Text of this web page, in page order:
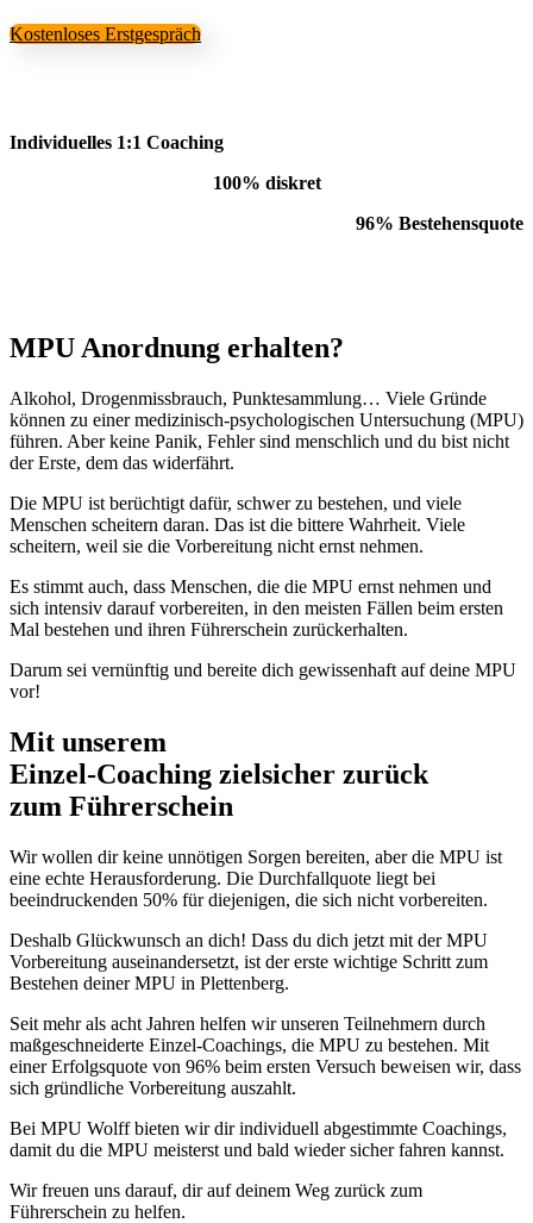
Kostenloses Erstgespräch
Individuelles 1:1 Coaching
100% diskret
96% Bestehensquote
MPU Anordnung erhalten?
Alkohol, Drogenmissbrauch, Punktesammlung… Viele Gründe
können zu einer medizinisch-psychologischen Untersuchung (MPU)
führen. Aber keine Panik, Fehler sind menschlich und du bist nicht
der Erste, dem das widerfährt.
Die MPU ist berüchtigt dafür, schwer zu bestehen, und viele
Menschen scheitern daran. Das ist die bittere Wahrheit. Viele
scheitern, weil sie die Vorbereitung nicht ernst nehmen.
Es stimmt auch, dass Menschen, die die MPU ernst nehmen und
sich intensiv darauf vorbereiten, in den meisten Fällen beim ersten
Mal bestehen und ihren Führerschein zurückerhalten.
Darum sei vernünftig und bereite dich gewissenhaft auf deine MPU
vor!
Mit unserem
Einzel-Coaching zielsicher zurück
zum Führerschein
Wir wollen dir keine unnötigen Sorgen bereiten, aber die MPU ist
eine echte Herausforderung. Die Durchfallquote liegt bei
beeindruckenden 50% für diejenigen, die sich nicht vorbereiten.
Deshalb Glückwunsch an dich! Dass du dich jetzt mit der MPU
Vorbereitung auseinandersetzt, ist der erste wichtige Schritt zum
Bestehen deiner MPU in Plettenberg.
Seit mehr als acht Jahren helfen wir unseren Teilnehmern durch
maßgeschneiderte Einzel-Coachings, die MPU zu bestehen. Mit
einer Erfolgsquote von 96% beim ersten Versuch beweisen wir, dass
sich gründliche Vorbereitung auszahlt.
Bei MPU Wolff bieten wir dir individuell abgestimmte Coachings,
damit du die MPU meisterst und bald wieder sicher fahren kannst.
Wir freuen uns darauf, dir auf deinem Weg zurück zum
Führerschein zu helfen.